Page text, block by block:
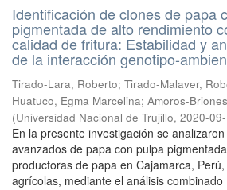
Identificación de clones de papa
pigmentada de alto rendimiento
calidad de fritura: Estabilidad y
de la interacción genotipo-
Tirado-Lara, Roberto; Tirado-Malaver,
Huatuco, Egma Marcelina; Amoros-
(Universidad Nacional de Trujillo, 2020-
En la presente investigación se
avanzados de papa con pulpa
productoras de papa en Cajamarca,
agrícolas, mediante el análisis combinado